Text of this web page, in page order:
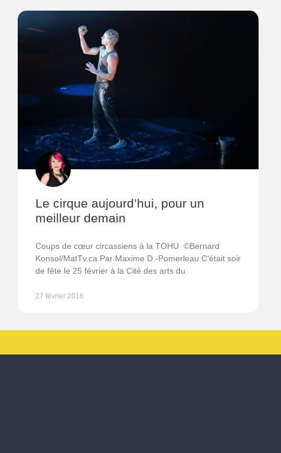
Le cirque aujourd’hui, pour un
meilleur demain
Coups de cœur circassiens à la TOHU ©Bernard
Konsol/MatTv.ca Par Maxime D.-Pomerleau C’était soir
de fête le 25 février à la Cité des arts du
27 février 2016